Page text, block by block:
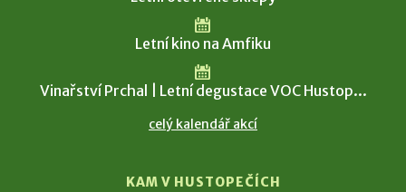
Letní kino na Amfiku
Vinařství Prchal | Letní degustace VOC Hustop...
celý kalendář akcí
KAM V HUSTOPEČÍCH